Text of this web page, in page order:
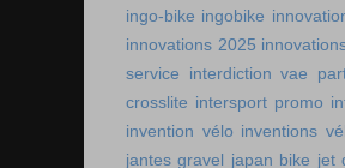
ingo-bike ingobike
innovations 2025
service
interdiction vae
crosslite intersport promo
invention vélo inventions
jantes gravel japan bike jet